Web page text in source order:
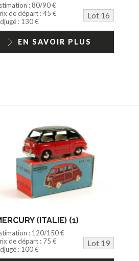
: 80/90 €
de départ : 45 €
Lot 16
: 130 €
EN SAVOIR PLUS
(ITALIE) (1)
: 120/150 €
de départ : 75 €
Lot 19
: 100 €